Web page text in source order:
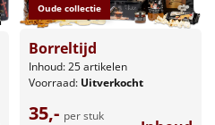
Oude collectie
Borreltijd
Inhoud: 25 artikelen
Voorraad: Uitverkocht
35,- per stuk